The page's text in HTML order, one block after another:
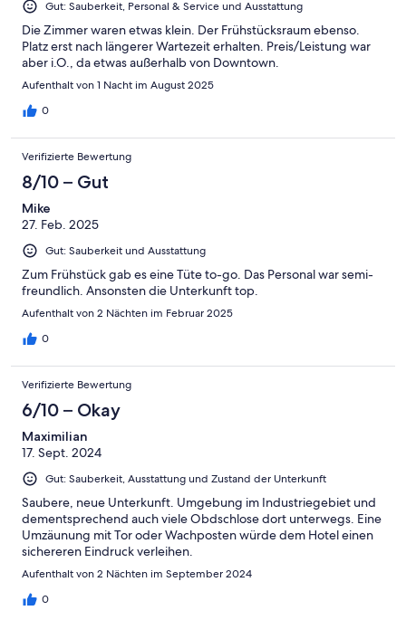
Gut: Sauberkeit, Personal & Service und Ausstattung
Die Zimmer waren etwas klein. Der Frühstücksraum ebenso.
Platz erst nach längerer Wartezeit erhalten. Preis/Leistung war
aber i.O., da etwas außerhalb von Downtown.
Aufenthalt von 1 Nacht im August 2025
0
Verifizierte Bewertung
8/10 – Gut
Mike
27. Feb. 2025
Gut: Sauberkeit und Ausstattung
Zum Frühstück gab es eine Tüte to-go. Das Personal war semi-
freundlich. Ansonsten die Unterkunft top.
Aufenthalt von 2 Nächten im Februar 2025
0
Verifizierte Bewertung
6/10 – Okay
Maximilian
17. Sept. 2024
Gut: Sauberkeit, Ausstattung und Zustand der Unterkunft
Saubere, neue Unterkunft. Umgebung im Industriegebiet und
dementsprechend auch viele Obdschlose dort unterwegs. Eine
Umzäunung mit Tor oder Wachposten würde dem Hotel einen
sichereren Eindruck verleihen.
Aufenthalt von 2 Nächten im September 2024
0